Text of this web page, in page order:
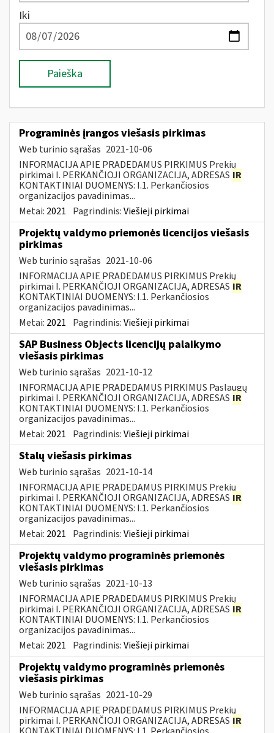
Iki
Paieška
Programinės įrangos viešasis pirkimas
Web turinio sąrašas 2021-10-06
INFORMACIJA APIE PRADEDAMUS PIRKIMUS Prekių
pirkimai I. PERKANČIOJI ORGANIZACIJA, ADRESAS IR
KONTAKTINIAI DUOMENYS: I.1. Perkančiosios
organizacijos pavadinimas...
Metai: 2021 Pagrindinis:Viešieji pirkimai
Projektų valdymo priemonės licencijos viešasis
pirkimas
Web turinio sąrašas 2021-10-06
INFORMACIJA APIE PRADEDAMUS PIRKIMUS Prekių
pirkimai I. PERKANČIOJI ORGANIZACIJA, ADRESAS IR
KONTAKTINIAI DUOMENYS: I.1. Perkančiosios
organizacijos pavadinimas...
Metai: 2021 Pagrindinis:Viešieji pirkimai
SAP Business Objects licencijų palaikymo
viešasis pirkimas
Web turinio sąrašas 2021-10-12
INFORMACIJA APIE PRADEDAMUS PIRKIMUS Paslaugų
pirkimai I. PERKANČIOJI ORGANIZACIJA, ADRESAS IR
KONTAKTINIAI DUOMENYS: I.1. Perkančiosios
organizacijos pavadinimas...
Metai: 2021 Pagrindinis:Viešieji pirkimai
Stalų viešasis pirkimas
Web turinio sąrašas 2021-10-14
INFORMACIJA APIE PRADEDAMUS PIRKIMUS Prekių
pirkimai I. PERKANČIOJI ORGANIZACIJA, ADRESAS IR
KONTAKTINIAI DUOMENYS: I.1. Perkančiosios
organizacijos pavadinimas...
Metai: 2021 Pagrindinis:Viešieji pirkimai
Projektų valdymo programinės priemonės
viešasis pirkimas
Web turinio sąrašas 2021-10-13
INFORMACIJA APIE PRADEDAMUS PIRKIMUS Prekių
pirkimai I. PERKANČIOJI ORGANIZACIJA, ADRESAS IR
KONTAKTINIAI DUOMENYS: I.1. Perkančiosios
organizacijos pavadinimas...
Metai: 2021 Pagrindinis:Viešieji pirkimai
Projektų valdymo programinės priemonės
viešasis pirkimas
Web turinio sąrašas 2021-10-29
INFORMACIJA APIE PRADEDAMUS PIRKIMUS Prekių
pirkimai I. PERKANČIOJI ORGANIZACIJA, ADRESAS IR